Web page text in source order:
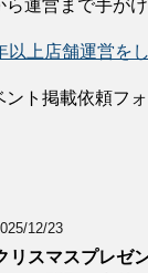
運営まで手が
以上店舗運営を
ント掲載依頼フ
12/23
リスマスプレゼ